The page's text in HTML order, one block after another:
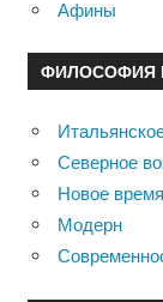
Афины
ФИЛОСОФИЯ
Северное
Новое время
Модерн